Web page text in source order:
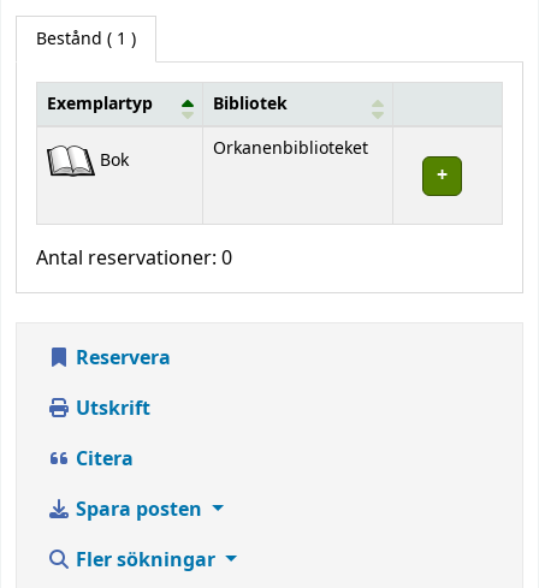
Bestånd ( 1 )
Bestånd
Exemplartyp Bibliotek
Bok Orkanenbiblioteket
Antal reservationer: 0
Reservera
Utskrift
Citera
Spara posten
Fler sökningar